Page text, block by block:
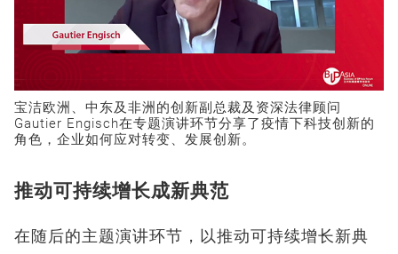
宝洁欧洲、中东及非洲的创新副总裁及资深法律顾问
Gautier Engisch在专题演讲环节分享了疫情下科技创新的
角色，企业如何应对转变、发展创新。
推动可持续增长成新典范
在随后的主题演讲环节，以推动可持续增长新典